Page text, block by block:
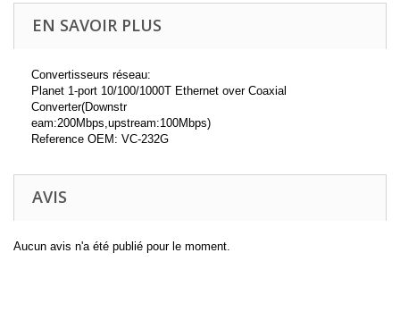
EN SAVOIR PLUS
Convertisseurs réseau:
Planet 1-port 10/100/1000T Ethernet over Coaxial
Converter(Downstr
eam:200Mbps,upstream:100Mbps)
Reference OEM: VC-232G
AVIS
Aucun avis n'a été publié pour le moment.